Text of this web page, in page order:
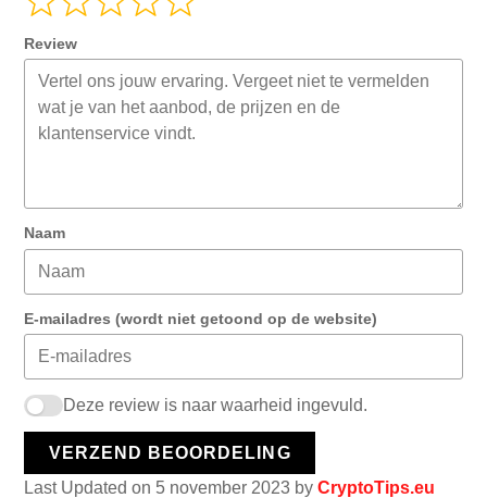
Last Updated on 5 november 2023 byCryptoTips.eu
Review
Naam
E-mailadres (wordt niet getoond op de website)
Deze review is naar waarheid ingevuld.
VERZEND BEOORDELING